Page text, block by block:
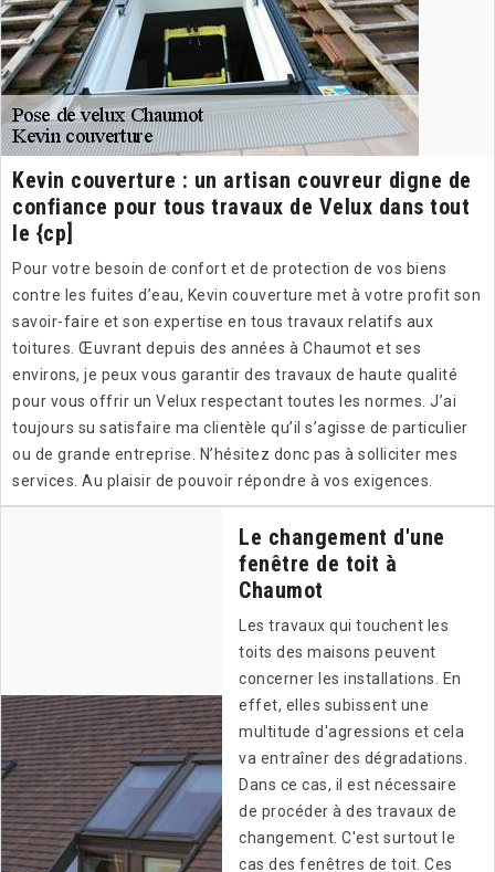
Kevin couverture : un artisan couvreur digne de
confiance pour tous travaux de Velux dans tout
le {cp]
Pour votre besoin de confort et de protection de vos biens
contre les fuites d’eau, Kevin couverture met à votre profit son
savoir-faire et son expertise en tous travaux relatifs aux
toitures. Œuvrant depuis des années à Chaumot et ses
environs, je peux vous garantir des travaux de haute qualité
pour vous offrir un Velux respectant toutes les normes. J’ai
toujours su satisfaire ma clientèle qu’il s’agisse de particulier
ou de grande entreprise. N’hésitez donc pas à solliciter mes
services. Au plaisir de pouvoir répondre à vos exigences.
Le changement d'une
fenêtre de toit à
Chaumot
Les travaux qui touchent les
toits des maisons peuvent
concerner les installations. En
effet, elles subissent une
multitude d'agressions et cela
va entraîner des dégradations.
Dans ce cas, il est nécessaire
de procéder à des travaux de
changement. C'est surtout le
cas des fenêtres de toit. Ces